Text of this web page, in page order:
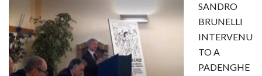
SANDRO
BRUNELLI
INTERVENU
TO A
PADENGHE